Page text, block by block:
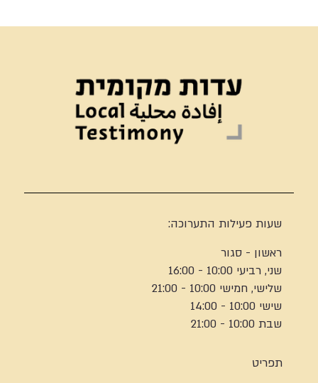
שעות פעילות התערוכה:
ראשון - סגור
שני, רביעי 10:00 - 16:00
שלישי, חמישי 10:00 - 21:00
שישי 10:00 - 14:00
שבת 10:00 - 21:00
תפריט